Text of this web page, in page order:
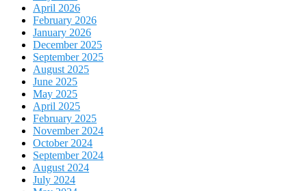
April 2026
February 2026
January 2026
December 2025
September 2025
August 2025
June 2025
May 2025
April 2025
February 2025
November 2024
October 2024
September 2024
August 2024
July 2024